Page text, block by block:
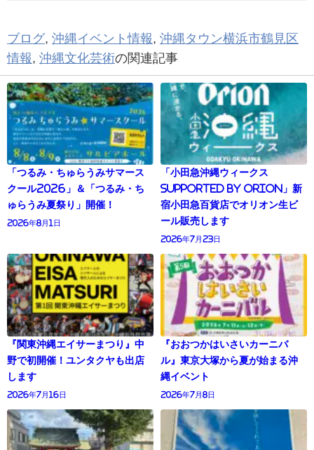
ブログ, 沖縄イベント情報, 沖縄タウン横浜市鶴見区
情報, 沖縄文化芸術の関連記事
「つるみ・ちゅらうみサマース
クール2026」＆「つるみ・ち
ゅらうみ夏祭り」開催！
2026年8月1日
「小田急沖縄ウィークス
supported by Orion」新
宿小田急百貨店でオリオン生ビ
ール販売します
2026年7月23日
『関東沖縄エイサーまつり』中
野で初開催！ユンタクヤも出店
します
2026年7月16日
『おおつかはいさいカーニバ
ル』東京大塚から夏が始まる沖
縄イベント
2026年7月8日